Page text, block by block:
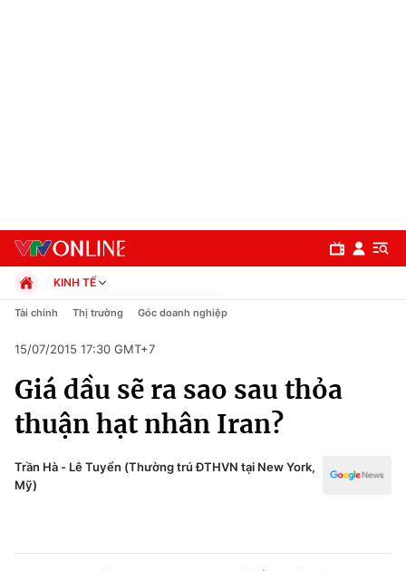
Chuyên mục
Chính trị
Xã hội
KINH TẾ
Chính trị
Pháp luật
Kinh tế
Thể thao
Truyền hình
Y tế
Tài chính Thị trường Góc doanh nghiệp
15/07/2015 17:30 GMT+7
Giá dầu sẽ ra sao sau thỏa
thuận hạt nhân Iran?
Trần Hà - Lê Tuyển (Thường trú ĐTHVN tại New York,
Mỹ)